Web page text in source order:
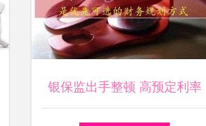
银保监出手整顿 高预定利率